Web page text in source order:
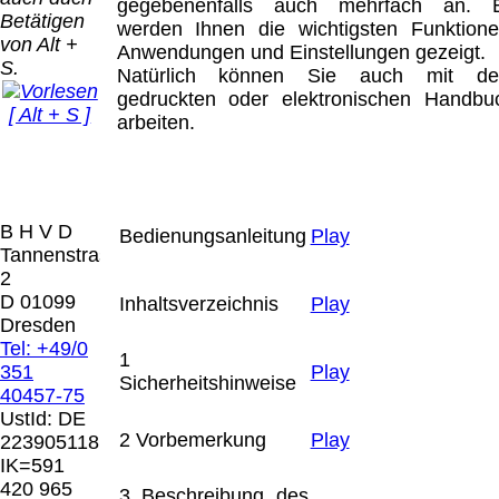
Betätigen
von Alt +
S.
[ Alt + S ]
B H V D
Tannenstrasse
2
D 01099
Dresden
Tel: +49/0
351
40457-75
UstId: DE
223905118
IK=591
420 965
gegebenenfalls auch mehrfach an.
werden Ihnen die wichtigsten
Anwendungen und Einstellungen gezeigt.
Natürlich können Sie auch mit
gedruckten oder elektronischen
arbeiten.
Bedienungsanleitung Play
Inhaltsverzeichnis Play
1
Sicherheitshinweise
Play
2 Vorbemerkung Play
Der Versand erfolgt
als versichertes
Paket.
Selbstabholung
0.00 €
Versandart
erhalten Sie per
Email z.B. einen
Lizenzschlüssel
Datenträger
Die in diesem Dokument genannten
Warenzeichen sind Eigentum der jeweiligen
Firmen. Preisänderungen, Irrtümer und
technische Änderungen vorbehalten.
letzte Änderung: 14. September 2025 Blinden
Hilfsmittel Vertrieb Dresden,
Mit einem Urteil vom 12.05.1998 - 312 O
85/98 - Haftung für Links hat das Landgericht